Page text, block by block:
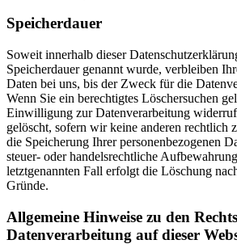
Speicherdauer
Soweit innerhalb dieser
Speicherdauer genannt wurde, verbleiben
Daten bei uns, bis der Zweck für die
Wenn Sie ein berechtigtes Löschersuchen
Einwilligung zur Datenverarbeitung
gelöscht, sofern wir keine anderen rechtlich
die Speicherung Ihrer personenbezogenen
steuer- oder handelsrechtliche
letztgenannten Fall erfolgt die Löschung
Gründe.
Allgemeine Hinweise zu den
Datenverarbeitung auf dieser